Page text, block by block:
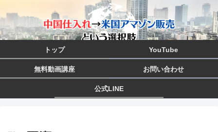
トップ YouTube
無料動画講座 お問い合わせ
公式LINE